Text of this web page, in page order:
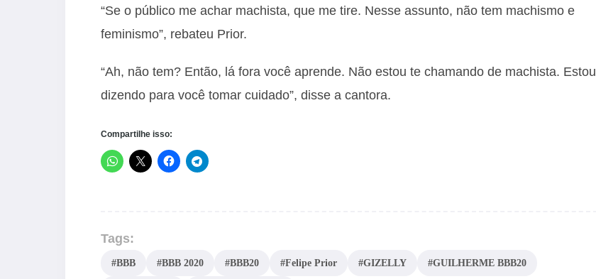
“Se o público me achar machista, que me tire. Nesse assunto, não tem machismo e
feminismo”, rebateu Prior.
“Ah, não tem? Então, lá fora você aprende. Não estou te chamando de machista. Estou
dizendo para você tomar cuidado”, disse a cantora.
Compartilhe isso:
Tags:
#BBB #BBB 2020 #BBB20 #Felipe Prior #GIZELLY #GUILHERME BBB20